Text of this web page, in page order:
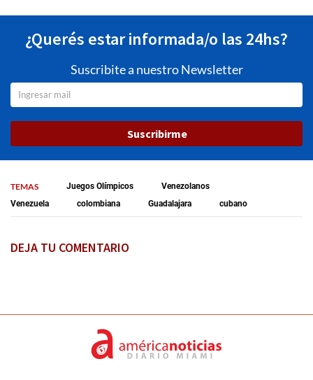
¿Querés estar informada/o las 24hs?
Suscribite a nuestro Newsletter
Suscribirme
TEMAS Juegos Olímpicos
Venezolanos
Venezuela
colombiana Guadalajara cubano
DEJA TU COMENTARIO